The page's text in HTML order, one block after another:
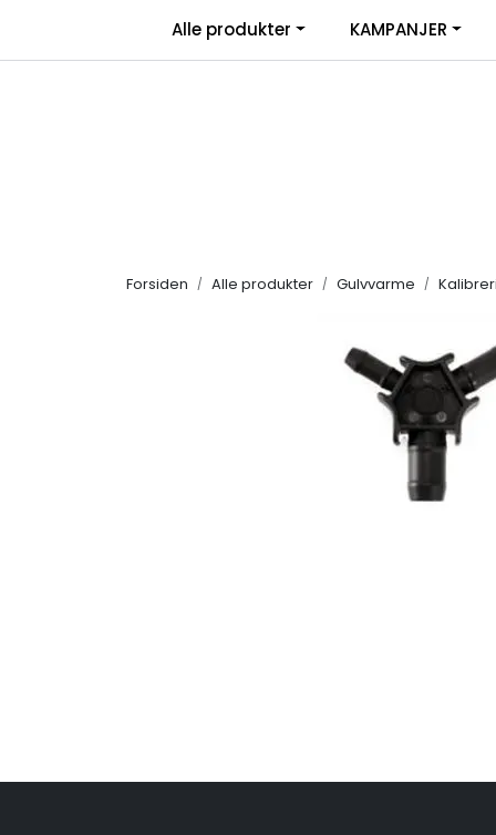
Salgsbetingelser | Retur/transportskade &
Alle produkter KAMPANJER
Forsiden Alle produkter Gulvvarme